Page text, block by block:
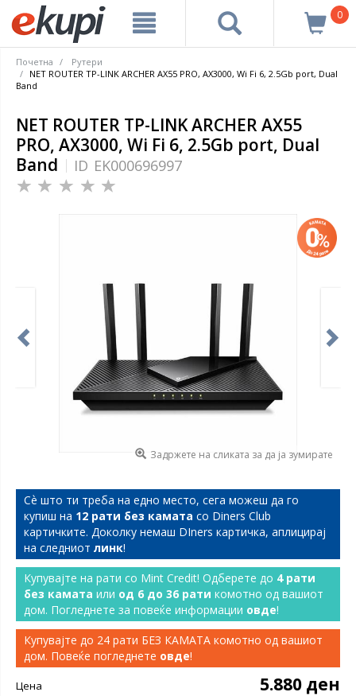
0
Почетна
Рутери
NET ROUTER TP-LINK ARCHER AX55 PRO, AX3000, Wi Fi 6, 2.5Gb port, Dual
Band
NET ROUTER TP-LINK ARCHER AX55
PRO, AX3000, Wi Fi 6, 2.5Gb port, Dual
Band
ID EK000696997
Задржете на сликата за да ја зумирате
Сѐ што ти треба на едно место, сега можеш да го
купиш на 12 рати без камата со Diners Club
картичките. Доколку немаш DIners картичка, аплицирај
на следниот линк!
Купувајте на рати со Mint Credit! Одберете до 4 рати
без камата или од 6 до 36 рати комотно од вашиот
дом. Погледнете за повеќе информации овде!
Купувајте до 24 рати БЕЗ КАМАТА комотно од вашиот
дом. Повеќе погледнете овде!
Цена 5.880 ден